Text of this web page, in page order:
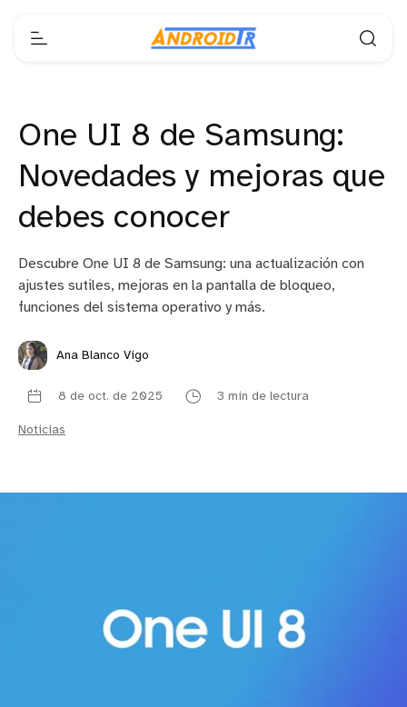
One UI 8 de Samsung:
Novedades y mejoras que
debes conocer
Descubre One UI 8 de Samsung: una actualización con
ajustes sutiles, mejoras en la pantalla de bloqueo,
funciones del sistema operativo y más.
Ana Blanco Vigo
8 de oct. de 2025 3 min de lectura
Noticias